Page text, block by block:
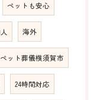
ペットも安心
海外
ペット葬儀横須賀市
24時間対応